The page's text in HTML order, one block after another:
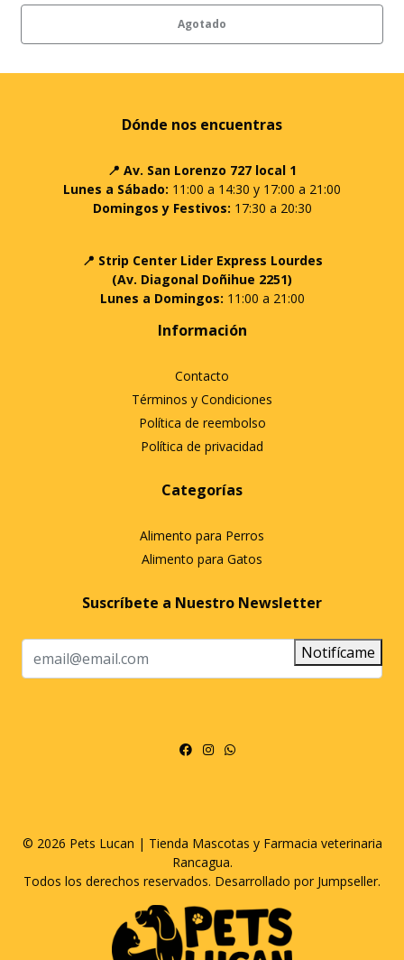
Agotado
Dónde nos encuentras
📍 Av. San Lorenzo 727 local 1
Lunes a Sábado: 11:00 a 14:30 y 17:00 a 21:00
Domingos y Festivos: 17:30 a 20:30
📍 Strip Center Lider Express Lourdes
(Av. Diagonal Doñihue 2251)
Lunes a Domingos: 11:00 a 21:00
Información
Contacto
Términos y Condiciones
Política de reembolso
Política de privacidad
Categorías
Alimento para Perros
Alimento para Gatos
Suscríbete a Nuestro Newsletter
Notifícame
© 2026 Pets Lucan | Tienda Mascotas y Farmacia veterinaria
Rancagua.
Todos los derechos reservados. Desarrollado por Jumpseller.